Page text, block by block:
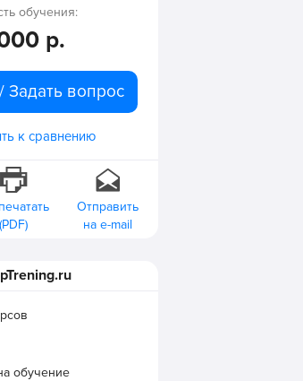
обучения:
р.
Задать вопрос
к сравнению
(PDF)
Отправить
на e-mail
обучение